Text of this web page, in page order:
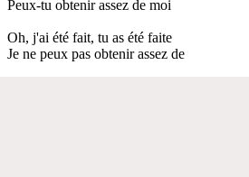
Peux-tu obtenir assez de moi
Oh, j'ai été fait, tu as été faite
Je ne peux pas obtenir assez de